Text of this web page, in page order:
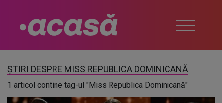
ȘTIRI DESPRE MISS REPUBLICA DOMINICANĂ
1 articol contine tag-ul "Miss Republica Dominicană"